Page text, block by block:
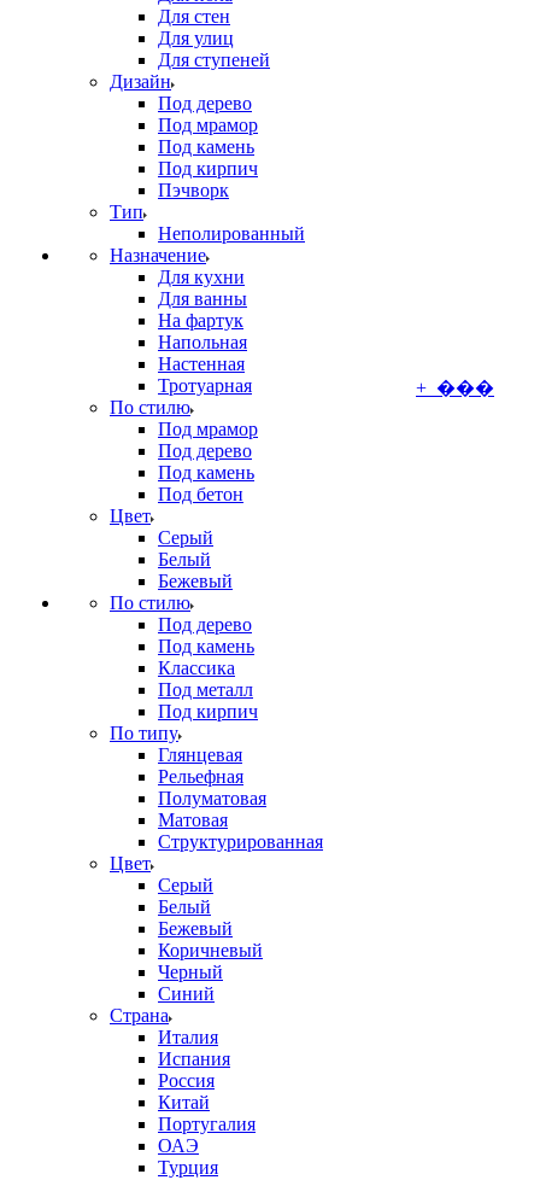
Для стен
Для улиц
Для ступеней
Дизайн
Под дерево
Под мрамор
Под камень
Под кирпич
Пэчворк
Тип
Неполированный
Назначение
Для кухни
Для ванны
На фартук
Напольная
Настенная
Тротуарная
По стилю
Под мрамор
Под дерево
Под камень
Под бетон
Цвет
Серый
Белый
Бежевый
По стилю
Под дерево
Под камень
Классика
Под металл
Под кирпич
По типу
Глянцевая
Рельефная
Полуматовая
Матовая
Структурированная
Цвет
Серый
Белый
Бежевый
Коричневый
Черный
Синий
Страна
Италия
Испания
Россия
Китай
Португалия
ОАЭ
Турция
+ ���